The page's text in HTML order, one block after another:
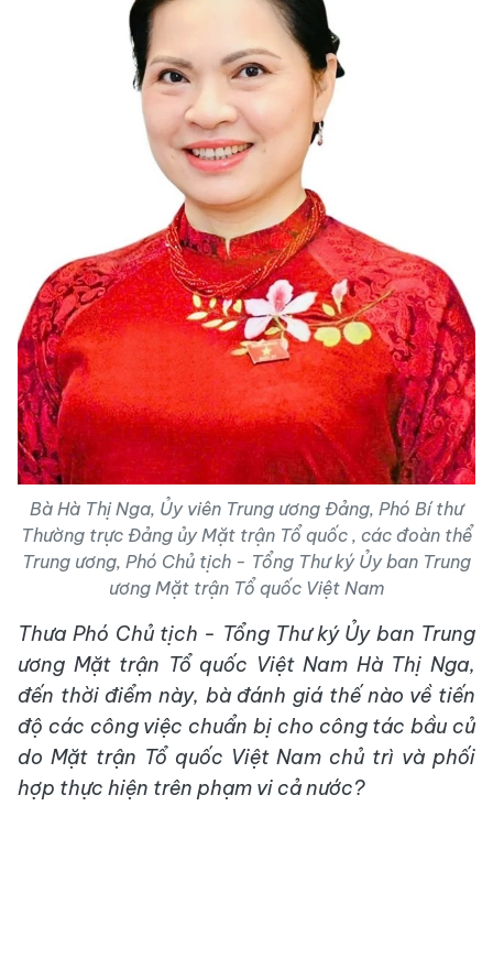
Bà Hà Thị Nga, Ủy viên Trung ương Đảng, Phó Bí thư
Thường trực Đảng ủy Mặt trận Tổ quốc , các đoàn thể
Trung ương, Phó Chủ tịch - Tổng Thư ký Ủy ban Trung
ương Mặt trận Tổ quốc Việt Nam
Thưa Phó Chủ tịch - Tổng Thư ký Ủy ban Trung
ương Mặt trận Tổ quốc Việt Nam Hà Thị Nga,
đến thời điểm này, bà đánh giá thế nào về tiến
độ các công việc chuẩn bị cho công tác bầu cử
do Mặt trận Tổ quốc Việt Nam chủ trì và phối
hợp thực hiện trên phạm vi cả nước?